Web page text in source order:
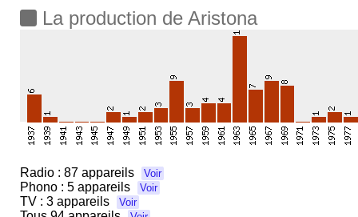
La production de Aristona
Radio : 87 appareils Voir
Phono : 5 appareils Voir
TV : 3 appareils Voir